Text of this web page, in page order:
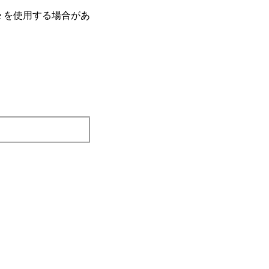
使⽤する場合があ